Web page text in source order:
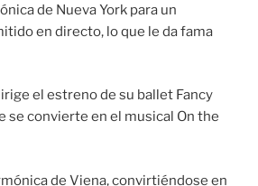
de Nueva York para un
en directo, lo que le da fama
el estreno de su ballet Fancy
se convierte en el musical On the
de Viena, convirtiéndose en